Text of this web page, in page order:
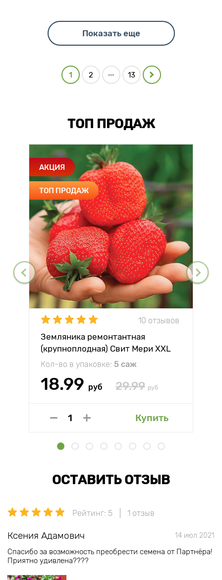
Показать еще
1 2 ... 13
ТОП ПРОДАЖ
АКЦИЯ
ТОП ПРОДАЖ
10 отзывов
Земляника ремонтантная
(крупноплодная) Свит Мери XXL
Кол-во в упаковке: 5 саж
18.99 руб 29.99 руб
Купить
ОСТАВИТЬ ОТЗЫВ
Рейтинг: 5 1 отзыв
Ксения Адамович 14 июл 2021
Спасибо за возможность преобрести семена от Партнёра!
Приятно удивлена????